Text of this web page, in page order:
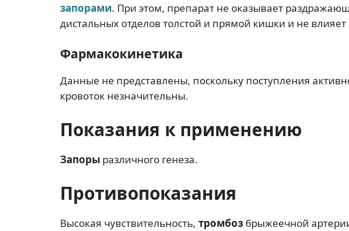
запорами. При этом, препарат не оказывает
дистальных отделов толстой и прямой кишки и не
Фармакокинетика
Данные не представлены, поскольку поступления
кровоток незначительны.
Показания к применению
Запоры различного генеза.
Противопоказания
Высокая чувствительность, тромбоз брыжеечной